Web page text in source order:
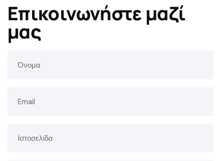
Επικοινωνήστε μαζί
μας